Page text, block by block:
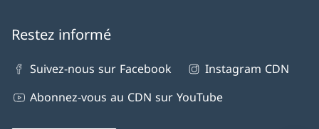
Restez informé
Suivez-nous sur Facebook
Instagram CDN
Abonnez-vous au CDN sur YouTube